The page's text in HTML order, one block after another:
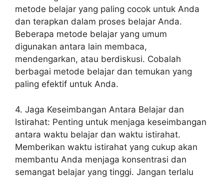
metode belajar yang paling cocok untuk Anda
dan terapkan dalam proses belajar Anda.
Beberapa metode belajar yang umum
digunakan antara lain membaca,
mendengarkan, atau berdiskusi. Cobalah
berbagai metode belajar dan temukan yang
paling efektif untuk Anda.
4. Jaga Keseimbangan Antara Belajar dan
Istirahat: Penting untuk menjaga keseimbangan
antara waktu belajar dan waktu istirahat.
Memberikan waktu istirahat yang cukup akan
membantu Anda menjaga konsentrasi dan
semangat belajar yang tinggi. Jangan terlalu